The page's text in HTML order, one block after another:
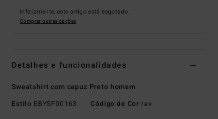
Infelizmente, este artigo está esgotado.
Comprar outras opções
Detalhes e funcionalidades
Sweatshirt com capuz Preto homem
Estilo EBYSF00163 Código de Cor rav